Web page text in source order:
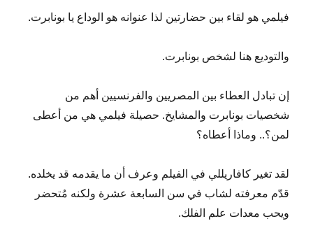
فيلمي هو لقاء بين حضارتين لذا عنوانه هو الوداع يا بونابرت.
والتوديع هنا لشخص بونابرت.
إن تبادل العطاء بين المصريين والفرنسيين أهم من
شخصيات بونابرت والمشايخ. حصيلة فيلمي هي من أعطى
لمن؟.. وماذا أعطاه؟
لقد تغير كافاريللي في الفيلم وعرف أن ما يقدمه قد يخلده.
قدّم معرفته لشاب في سن السابعة عشرة ولكنه مُتحضر
ويحب معدات علم الفلك.